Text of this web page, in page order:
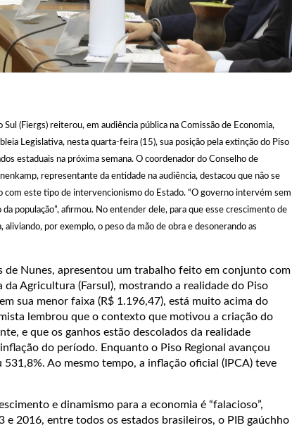
(Fiergs) reiterou, em audiência pública na Comissão de Economia,
Legislativa, nesta quarta-feira (15), sua posição pela extinção do Piso
estaduais na próxima semana. O coordenador do Conselho de
representante da entidade na audiência, destacou que não se
este tipo de intervencionismo do Estado. “O governo intervém sem
população”, afirmou. No entender dele, para que esse crescimento de
por exemplo, o peso da mão de obra e desonerando as
de Nunes, apresentou um trabalho feito em conjunto com
da Agricultura (Farsul), mostrando a realidade do Piso
sua menor faixa (R$ 1.196,47), está muito acima do
lembrou que o contexto que motivou a criação do
e que os ganhos estão descolados da realidade
do período. Enquanto o Piso Regional avançou
Ao mesmo tempo, a inflação oficial (IPCA) teve
e dinamismo para a economia é “falacioso”,
2016, entre todos os estados brasileiros, o PIB gaúchho